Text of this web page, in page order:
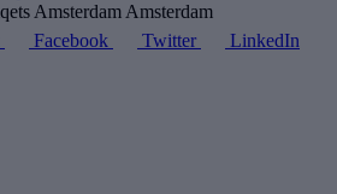
Amsterdam
Facebook Twitter LinkedIn